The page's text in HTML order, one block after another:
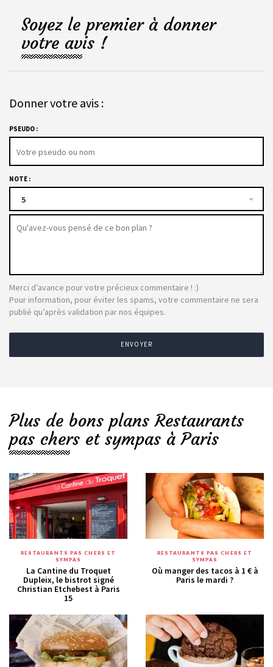
Soyez le premier à donner
votre avis !
Donner votre avis :
PSEUDO :
NOTE :
5
Merci d’avance pour votre précieux commentaire ! :)
Pour information, pour éviter les spams, votre commentaire ne sera
publié qu’après validation par nos équipes.
ENVOYER
Plus de bons plans Restaurants
pas chers et sympas à Paris
RESTAURANTS PAS CHERS ET
SYMPAS
La Cantine du Troquet
Dupleix, le bistrot signé
Christian Etchebest à Paris
15
RESTAURANTS PAS CHERS ET
SYMPAS
Où manger des tacos à 1 € à
Paris le mardi ?